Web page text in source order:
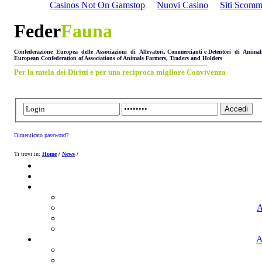
Casinos Not On Gamstop Nuovi Casino Siti
FederFauna
Confederazione Europea delle Associazioni di Allevatori, Commercianti e Detentori di
European Confederation of Associations of Animals Farmers, Traders and Holders
--------------------------------------------------------------------------------------------------------------
Per la tutela dei Diritti e per una reciproca migliore Convivenza
Dimenticato password?
Ti trovi in: Home/ News /